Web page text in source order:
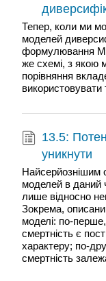
Тепер, коли ми
моделей
формулювання ML
же схемі, з якою
порівняння
використовувати
13.5:
уникнути
Найсерйознішим
моделей в даний
лише відносно
Зокрема,
моделі: по-
смертність є
характеру; по-
смертність